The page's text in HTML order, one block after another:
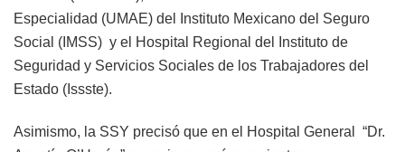
Especialidad (UMAE) del Instituto Mexicano del Seguro
Social (IMSS) y el Hospital Regional del Instituto de
Seguridad y Servicios Sociales de los Trabajadores del
Estado (Issste).
Asimismo, la SSY precisó que en el Hospital General “Dr.